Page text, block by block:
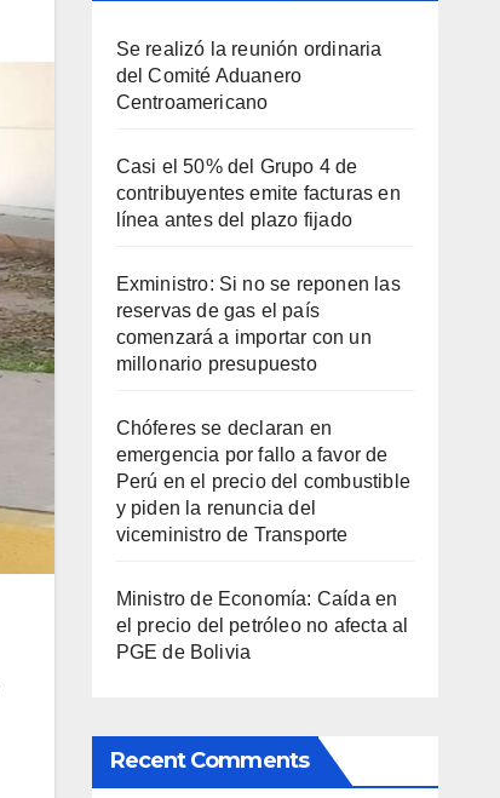
Se realizó la reunión ordinaria
del Comité Aduanero
Centroamericano
Casi el 50% del Grupo 4 de
contribuyentes emite facturas en
línea antes del plazo fijado
Exministro: Si no se reponen las
reservas de gas el país
comenzará a importar con un
millonario presupuesto
Chóferes se declaran en
emergencia por fallo a favor de
Perú en el precio del combustible
y piden la renuncia del
viceministro de Transporte
Ministro de Economía: Caída en
el precio del petróleo no afecta al
PGE de Bolivia
Recent Comments